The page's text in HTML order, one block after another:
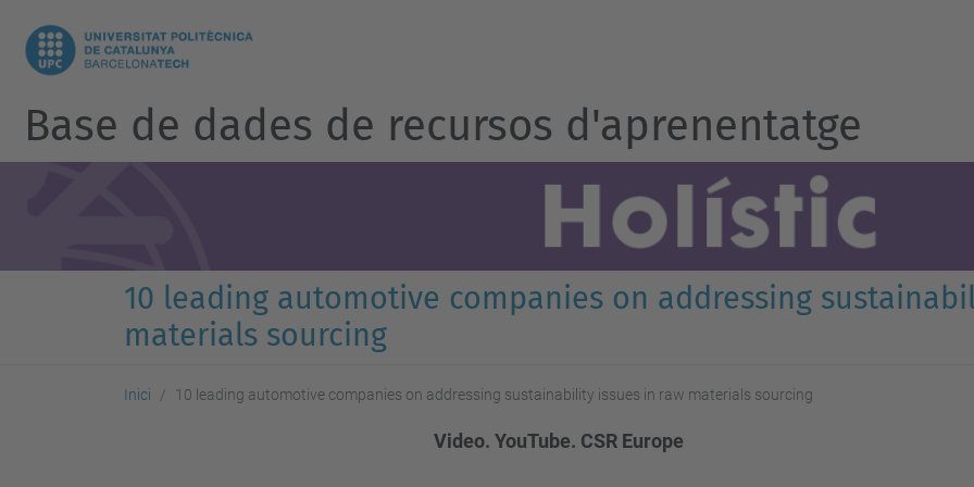
Base de dades de recursos d'aprenentatge
10 leading automotive companies on addressing
materials sourcing
Inici 10 leading automotive companies on addressing sustainability issues in raw materials sourcing
Video. YouTube. CSR Europe